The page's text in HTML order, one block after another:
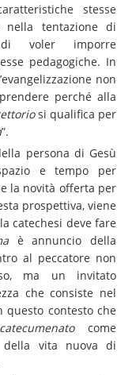
stesse
nella tentazione di
voler imporre
pedagogiche. In
non
perché alla
si qualifica per
”.
persona di Gesù
e tempo per
la novità offerta per
prospettiva, viene
catechesi deve fare
è annuncio della
al peccatore non
ma un invitato
che consiste nel
questo contesto che
catecumenatocome
vita nuova di